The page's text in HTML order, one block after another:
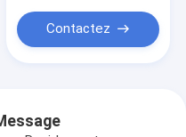
Contactez